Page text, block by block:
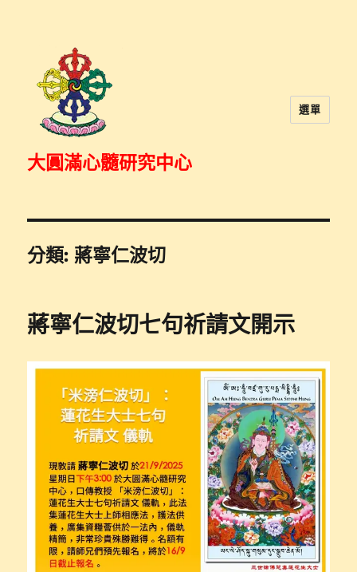
大圓滿心髓研究中心
選單
分類: 蔣寧仁波切
蔣寧仁波切七句祈請文開示